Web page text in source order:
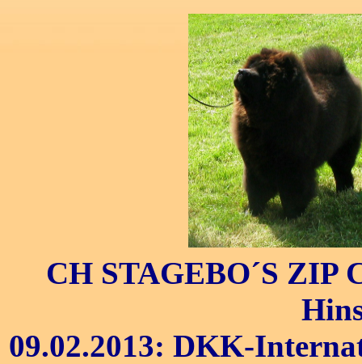
CH STAGEBO´S ZIP
09.02.2013: DKK-